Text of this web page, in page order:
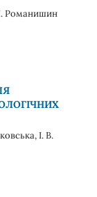
Романишин
І. В.